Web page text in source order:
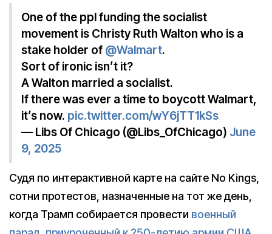
One of the ppl funding the socialist
movement is Christy Ruth Walton who is a
stake holder of @Walmart.
Sort of ironic isn’t it?
A Walton married a socialist.
If there was ever a time to boycott Walmart,
it’s now. pic.twitter.com/wY6jTT1kSs
— Libs Of Chicago (@Libs_OfChicago) June
9, 2025
Судя по интерактивной карте на сайте No Kings,
сотни протестов, назначенные на тот же день,
когда Трамп собирается провести военный